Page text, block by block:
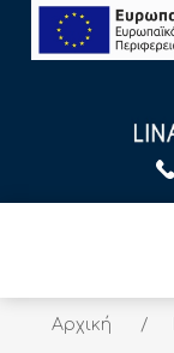
Αρχική /